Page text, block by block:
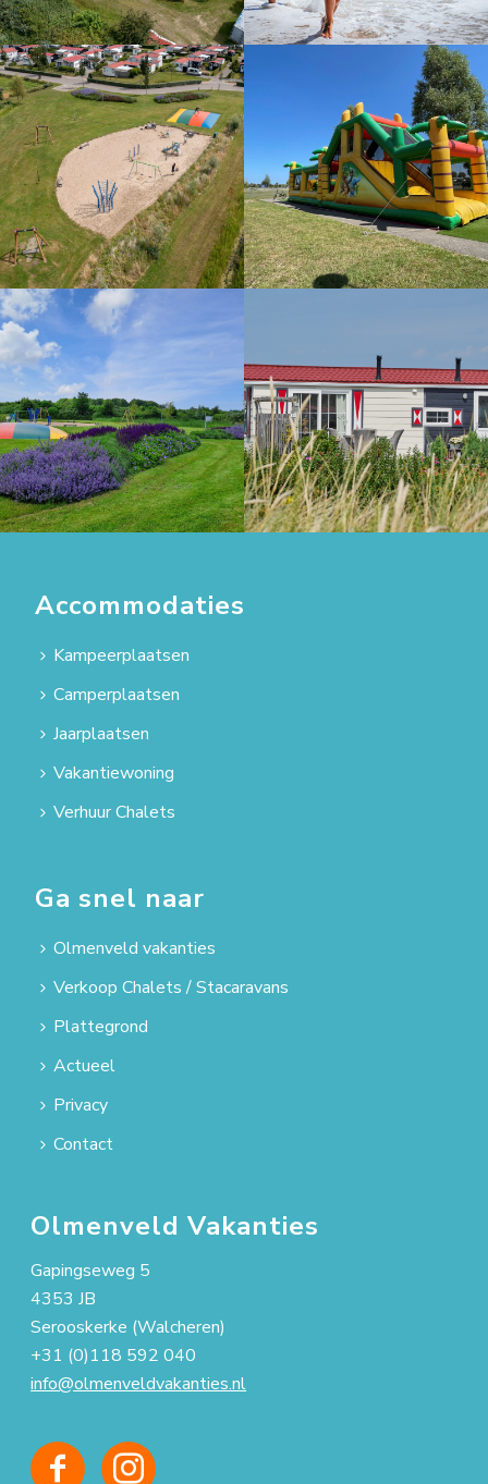
Accommodaties
Kampeerplaatsen
Camperplaatsen
Jaarplaatsen
Vakantiewoning
Verhuur Chalets
Ga snel naar
Olmenveld vakanties
Verkoop Chalets / Stacaravans
Plattegrond
Actueel
Privacy
Contact
Olmenveld Vakanties
Gapingseweg 5
4353 JB
Serooskerke (Walcheren)
+31 (0)118 592 040
info@olmenveldvakanties.nl